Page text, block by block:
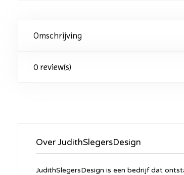
Omschrijving
0 review(s)
Over JudithSlegersDesign
JudithSlegersDesign is een bedrijf dat